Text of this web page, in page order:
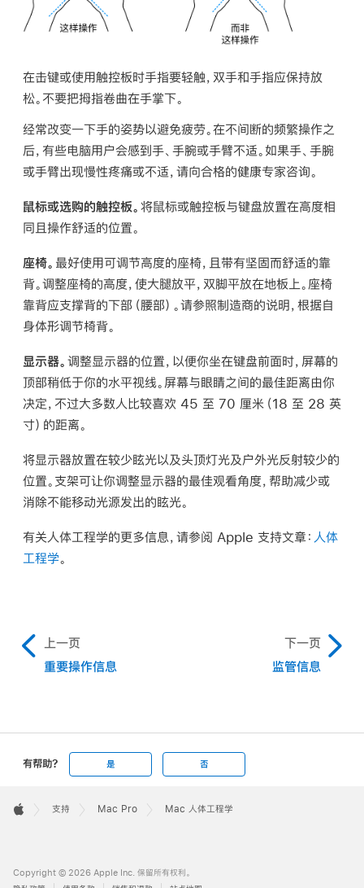
在击键或使用触控板时手指要轻触，双手和手指应保持放
松。不要把拇指卷曲在手掌下。
经常改变一下手的姿势以避免疲劳。在不间断的频繁操作之
后，有些电脑用户会感到手、手腕或手臂不适。如果手、手腕
或手臂出现慢性疼痛或不适，请向合格的健康专家咨询。
鼠标或选购的触控板。 将鼠标或触控板与键盘放置在高度相
同且操作舒适的位置。
座椅。 最好使用可调节高度的座椅，且带有坚固而舒适的靠
背。调整座椅的高度，使大腿放平，双脚平放在地板上。座椅
靠背应支撑背的下部（腰部）。请参照制造商的说明，根据自
身体形调节椅背。
显示器。 调整显示器的位置，以便你坐在键盘前面时，屏幕的
顶部稍低于你的水平视线。屏幕与眼睛之间的最佳距离由你
决定，不过大多数人比较喜欢 45 至 70 厘米（18 至 28 英
寸）的距离。
将显示器放置在较少眩光以及头顶灯光及户外光反射较少的
位置。支架可让你调整显示器的最佳观看角度，帮助减少或
消除不能移动光源发出的眩光。
有关人体工程学的更多信息，请参阅 Apple 支持文章： 人体
工程学。
上一页
重要操作信息
下一页
监管信息
有帮助? 是 否
Footer

支持 Mac Pro Mac 人体工程学
Copyright © 2026 Apple Inc. 保留所有权利。